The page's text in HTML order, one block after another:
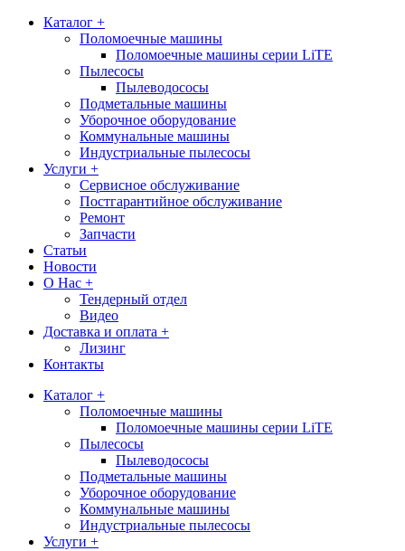
Каталог +
Поломоечные машины
Поломоечные машины серии LiTE
Пылесосы
Пылеводососы
Подметальные машины
Уборочное оборудование
Коммунальные машины
Индустриальные пылесосы
Услуги +
Сервисное обслуживание
Постгарантийное обслуживание
Ремонт
Запчасти
Статьи
Новости
О Нас +
Тендерный отдел
Видео
Доставка и оплата +
Лизинг
Контакты
Каталог +
Поломоечные машины
Поломоечные машины серии LiTE
Пылесосы
Пылеводососы
Подметальные машины
Уборочное оборудование
Коммунальные машины
Индустриальные пылесосы
Услуги +